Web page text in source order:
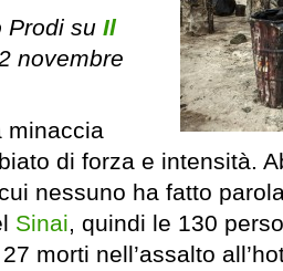
Prodi su Il
novembre
minaccia
di forza e intensità.
nessuno ha fatto
Sinai, quindi le 130
morti nell’assalto